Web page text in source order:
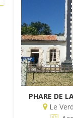
PHARE DE
Le